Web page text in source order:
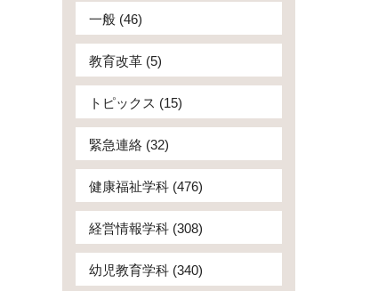
一般 (46)
教育改革 (5)
トピックス (15)
緊急連絡 (32)
健康福祉学科 (476)
経営情報学科 (308)
幼児教育学科 (340)